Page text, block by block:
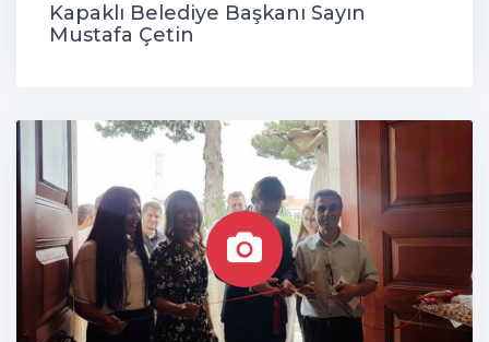
Kapaklı Belediye Başkanı Sayın
Mustafa Çetin